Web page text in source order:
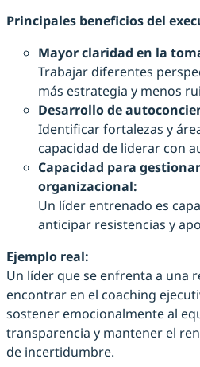
Principales beneficios del
Mayor claridad en la
Trabajar diferentes
más estrategia y menos
Desarrollo de
Identificar fortalezas y
capacidad de liderar con
Capacidad para
organizacional:
Un líder entrenado es
anticipar resistencias y
Ejemplo real:
Un líder que se enfrenta a una
encontrar en el coaching
sostener emocionalmente al
transparencia y mantener el
de incertidumbre.